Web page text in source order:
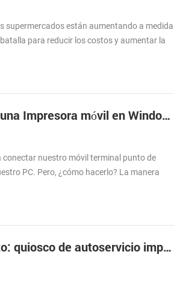
supermercados están aumentando a medida
para reducir los costos y aumentar la
Cómo Instalar una Impresora móvil en Windows con un Cable USB
conectar nuestro móvil terminal punto de
PC. Pero, ¿cómo hacerlo? La manera
Nuevo producto: quiosco de autoservicio impresoras KP-300 H